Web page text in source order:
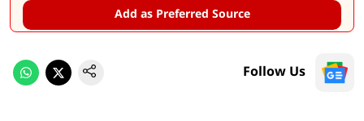
Add as Preferred Source
Follow Us